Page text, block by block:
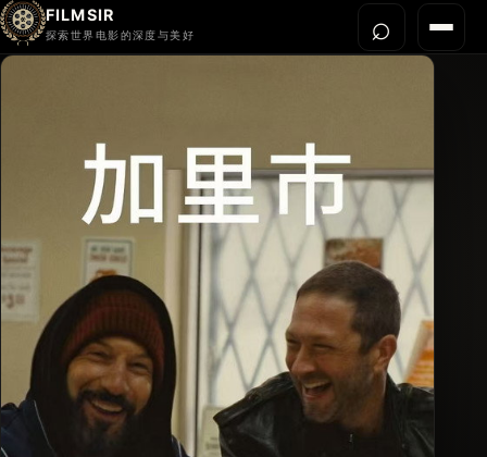
FILMSIR
探索世界电影的深度与美好 菜单
影片库
影评与解读
关于我们
⌕打开